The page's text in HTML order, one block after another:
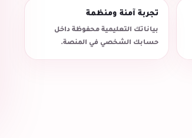
تجربة آمنة ومنظمة
بياناتك التعليمية محفوظة داخل
حسابك الشخصي في المنصة.